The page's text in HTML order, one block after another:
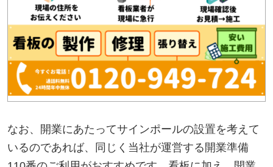
なお、開業にあたってサインポールの設置を考えて
いるのであれば、同じく当社が運営する開業準備